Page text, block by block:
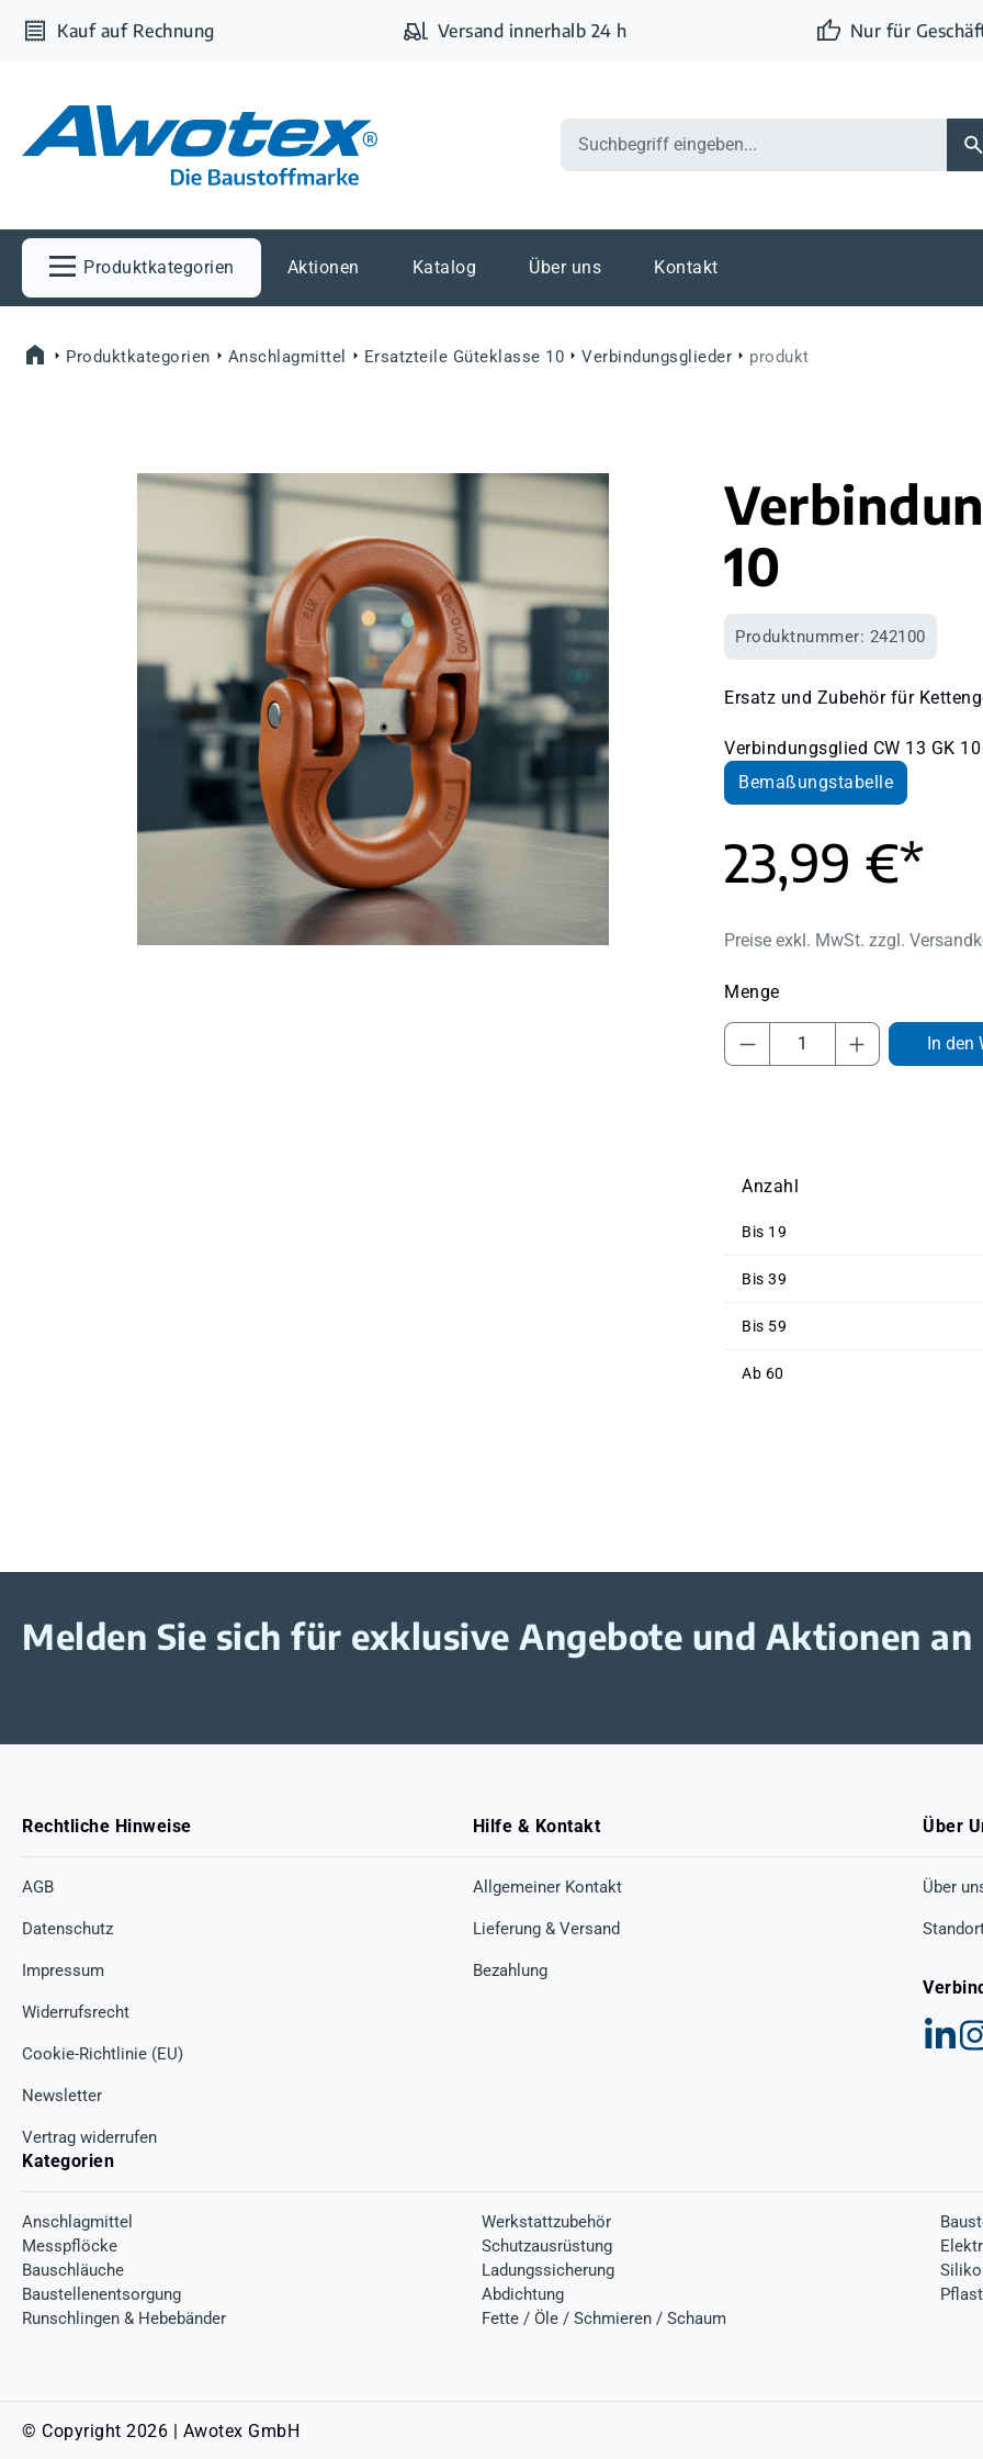
Hauptinhalt springen
Zur Suche springen
Zur Hauptnavigation springen
Kauf auf Rechnung Versand innerhalb 24 h Nur für
Produktkategorien Aktionen Katalog Über uns Kontakt
Produktkategorien Anschlagmittel Ersatzteile Güteklasse 10 Verbindungsglieder produkt
Bildergalerie überspringen
10
Produktnummer: 242100
Ersatz und Zubehör für
Verbindungsglied CW 13 GK 10
Bemaßungstabelle
23,99 €*
Preise exkl. MwSt. zzgl.
Produkt Anzahl: Gib
In den
Anzahl
Bis 19
Bis 39
Bis 59
Ab 60
Melden Sie sich für exklusive Angebote und Aktionen an
Rechtliche Hinweise
AGB
Datenschutz
Impressum
Widerrufsrecht
Cookie-Richtlinie (EU)
Newsletter
Vertrag widerrufen
Hilfe & Kontakt
Allgemeiner Kontakt
Lieferung & Versand
Bezahlung
Kategorien
Anschlagmittel Werkstattzubehör
Messpflöcke
Schutzausrüstung
Bauschläuche
Ladungssicherung
Baustellenentsorgung
Abdichtung
Runschlingen & Hebebänder
Fette / Öle / Schmieren / Schaum
Über
Über
© Copyright 2026 | Awotex GmbH